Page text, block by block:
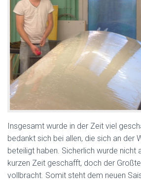
Insgesamt wurde in der Zeit viel
bedankt sich bei allen, die sich an der
beteiligt haben. Sicherlich wurde nicht
kurzen Zeit geschafft, doch der
vollbracht. Somit steht dem neuen